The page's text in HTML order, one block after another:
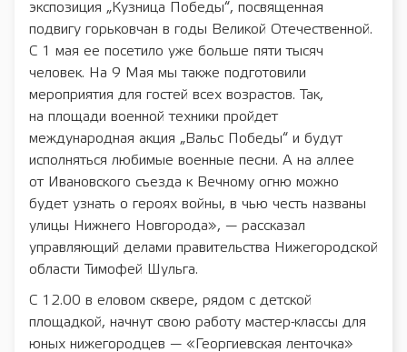
экспозиция „Кузница Победы“, посвященная
подвигу горьковчан в годы Великой Отечественной.
С 1 мая ее посетило уже больше пяти тысяч
человек. На 9 Мая мы также подготовили
мероприятия для гостей всех возрастов. Так,
на площади военной техники пройдет
международная акция „Вальс Победы“ и будут
исполняться любимые военные песни. А на аллее
от Ивановского съезда к Вечному огню можно
будет узнать о героях войны, в чью честь названы
улицы Нижнего Новгорода», — рассказал
управляющий делами правительства Нижегородской
области Тимофей Шульга.
С 12.00 в еловом сквере, рядом с детской
площадкой, начнут свою работу мастер-классы для
юных нижегородцев — «Георгиевская ленточка»